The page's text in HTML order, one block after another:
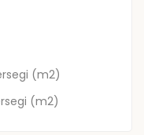
(m2)
(m2)